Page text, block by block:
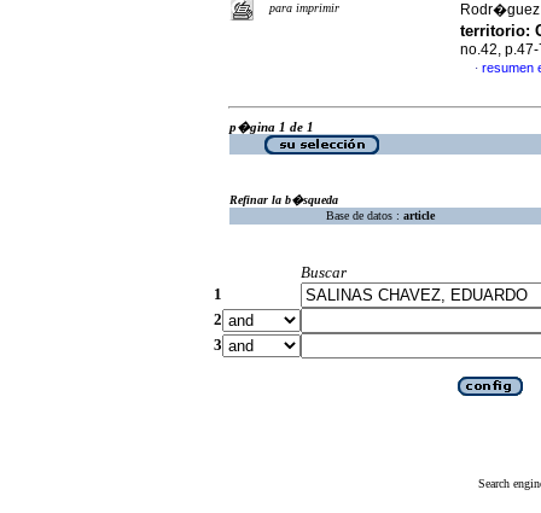
para imprimir
territorio:
no.42,
· resumen
p�gina 1 de 1
Refinar la b�squeda
Base de datos : article
Buscar
1
2
3
Search